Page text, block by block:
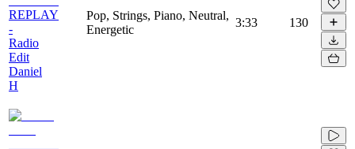
REPLAY
-
Radio
Edit
Daniel
H
Pop, Strings, Piano, Neutral,
Energetic
3:33 130